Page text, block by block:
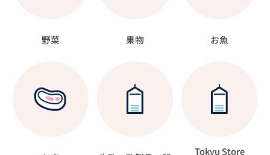
野菜 果物 お魚
Tokyu Store